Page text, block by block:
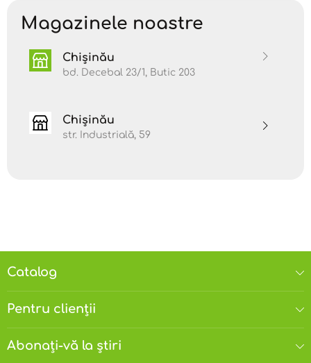
Magazinele noastre
Chișinău
bd. Decebal 23/1, Butic 203
Chișinău
str. Industrială, 59
Catalog
Pentru clienții
Abonați-vă la știri